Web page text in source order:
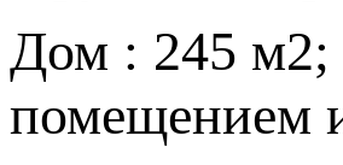
Дом : 245 м2;
помещением